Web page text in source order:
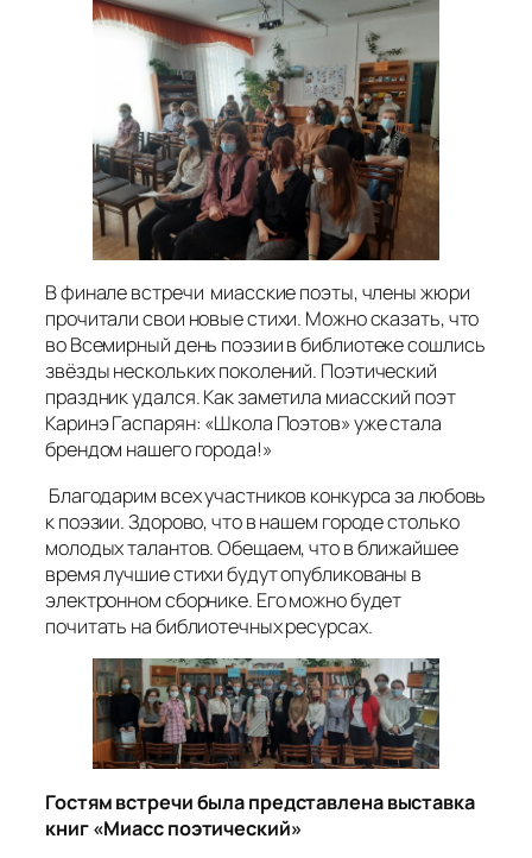
В финале встречи миасские поэты, члены жюри
прочитали свои новые стихи. Можно сказать, что
во Всемирный день поэзии в библиотеке сошлись
звёзды нескольких поколений. Поэтический
праздник удался. Как заметила миасский поэт
Каринэ Гаспарян: «Школа Поэтов» уже стала
брендом нашего города!»
Благодарим всех участников конкурса за любовь
к поэзии. Здорово, что в нашем городе столько
молодых талантов. Обещаем, что в ближайшее
время лучшие стихи будут опубликованы в
электронном сборнике. Его можно будет
почитать на библиотечных ресурсах.
Гостям встречи была представлена выставка
книг «Миасс поэтический»